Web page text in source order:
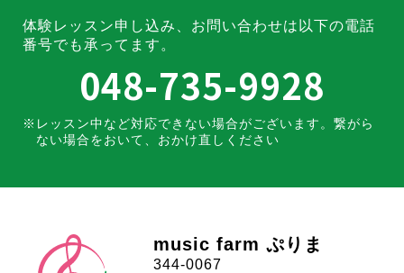
体験レッスン申し込み、お問い合わせは 以下の電話
番号でも承ってます。
048-735-9928
レッスン中など対応できない場合がございます。 繋がら
ない場合をおいて、おかけ直しください
music farm ぷりま
344-0067